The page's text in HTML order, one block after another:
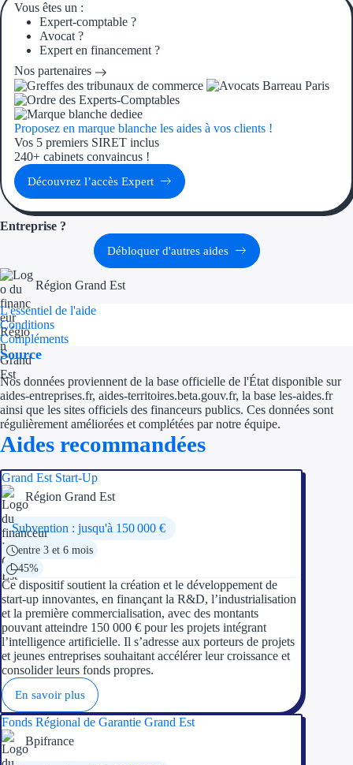
Aides Région
Aides Région
Aides Nationales
Aides Européennes
Ressources
FAQ
Vous êtes un :
Expert-comptable ?
Avocat ?
Expert en financement ?
Nos partenaires
Proposez en marque blanche les aides à vos clients !
Vos 5 premiers SIRET inclus
240+ cabinets convaincus !
Découvrez l’accès Expert
Entreprise ?
Débloquer d'autres aides
Région Grand Est
L'essentiel de l'aide
Conditions
Compléments
Source
Nos données proviennent de la base officielle de l'État disponible sur
aides-entreprises.fr, aides-territoires.beta.gouv.fr, la base les-aides.fr
ainsi que les sites officiels des financeurs publics. Ces données sont
régulièrement améliorées et complétées par notre équipe.
Aides recommandées
Grand Est Start-Up
Région Grand Est
Subvention : jusqu'à 150 000 €
entre 3 et 6 mois
45%
Ce dispositif soutient la création et le développement de
start-up innovantes, en finançant la R&D, l’industrialisation
et la première commercialisation, avec des montants
pouvant atteindre 150 000 € pour les projets intégrant
l’intelligence artificielle. Il s’adresse aux porteurs de projets
et jeunes entreprises souhaitant accélérer leur croissance et
consolider leurs fonds propres.
En savoir plus
Fonds Régional de Garantie Grand Est
Bpifrance